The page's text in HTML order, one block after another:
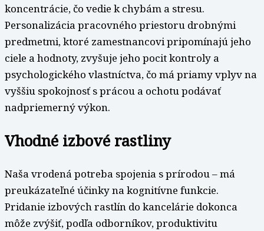
koncentrácie, čo vedie k chybám a stresu.
Personalizácia pracovného priestoru drobnými
predmetmi, ktoré zamestnancovi pripomínajú jeho
ciele a hodnoty, zvyšuje jeho pocit kontroly a
psychologického vlastníctva, čo má priamy vplyv na
vyššiu spokojnosť s prácou a ochotu podávať
nadpriemerný výkon.
Vhodné izbové rastliny
Naša vrodená potreba spojenia s prírodou – má
preukázateľné účinky na kognitívne funkcie.
Pridanie izbových rastlín do kancelárie dokonca
môže zvýšiť, podľa odborníkov, produktivitu